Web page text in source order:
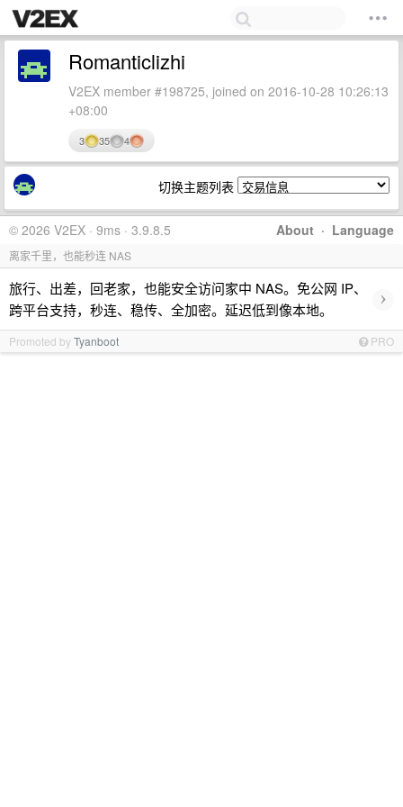
Romanticlizhi
V2EX member #198725, joined on 2016-10-28 10:26:13
+08:00
3 35 4
切换主题列表
About · Language
© 2026 V2EX · 9ms · 3.9.8.5
离家千里，也能秒连 NAS
旅行、出差，回老家，也能安全访问家中 NAS。免公网 IP、
跨平台支持，秒连、稳传、全加密。延迟低到像本地。
›
Promoted byTyanboot PRO